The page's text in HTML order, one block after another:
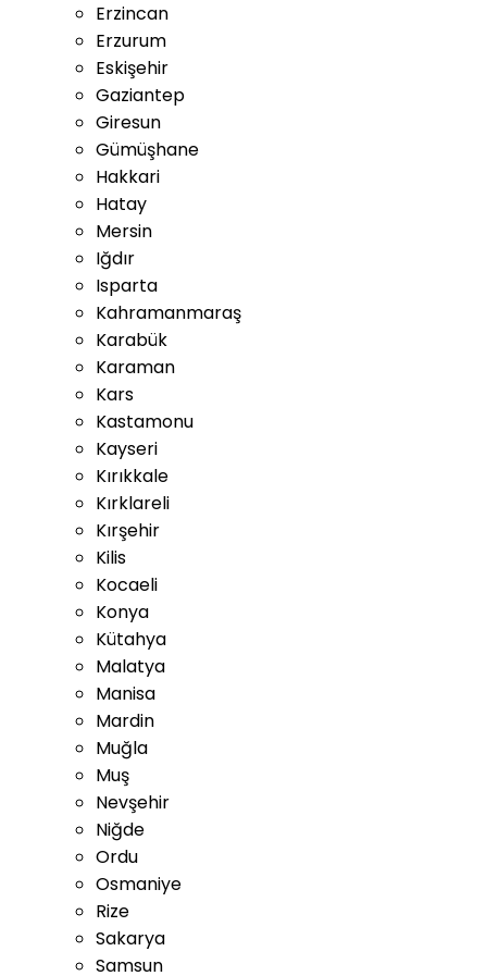
Erzincan
Erzurum
Eskişehir
Gaziantep
Giresun
Gümüşhane
Hakkari
Hatay
Mersin
Iğdır
Isparta
Kahramanmaraş
Karabük
Karaman
Kars
Kastamonu
Kayseri
Kırıkkale
Kırklareli
Kırşehir
Kilis
Kocaeli
Konya
Kütahya
Malatya
Manisa
Mardin
Muğla
Muş
Nevşehir
Niğde
Ordu
Osmaniye
Rize
Sakarya
Samsun